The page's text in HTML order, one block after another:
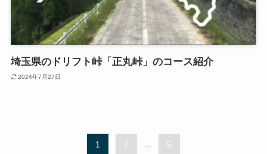
埼玉県のドリフト峠「正丸峠」のコース紹介
2024年7月27日
1 2 5